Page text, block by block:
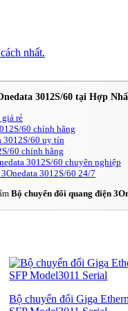
nhất.
3012S/60 tại Hợp
rẻ
60 chính hãng
3012S/60 uy tín
60 chính hãng
3012S/60 chuyên nghiệp
3012S/60 24/7
Bộ chuyển đổi quang điện
Bộ chuyển đổi Giga